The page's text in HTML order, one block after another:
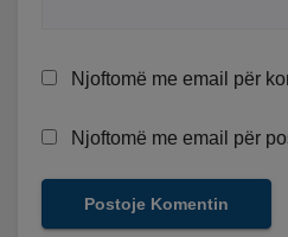
Njoftomë me email për
Njoftomë me email për